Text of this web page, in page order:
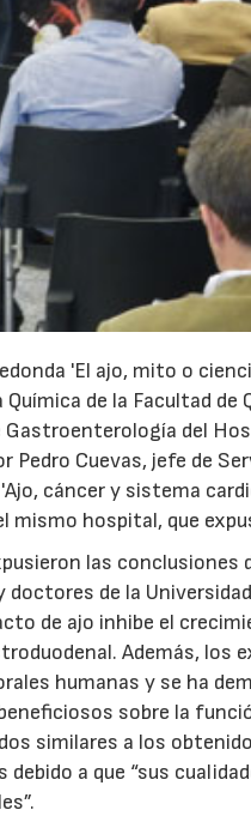
'El ajo, mito o
de la Facultad
Gastroenterología del
Pedro Cuevas, jefe de
cáncer y sistema
mismo hospital, que
las
doctores de la
de ajo inhibe el
Además, los
humanas y se ha
sobre la
similares a los
a que “sus